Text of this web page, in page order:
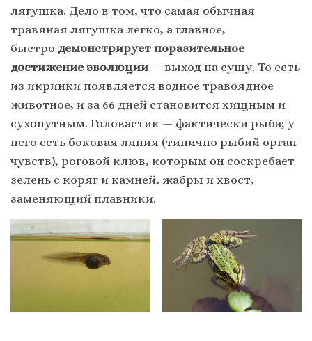
лягушка. Дело в том, что самая обычная
травяная лягушка легко, а главное,
быстро демонстрирует поразительное
достижение эволюции — выход на сушу. То есть
из икринки появляется водное травоядное
животное, и за 66 дней становится хищным и
сухопутным. Головастик — фактически рыба; у
него есть боковая линия (типично рыбий орган
чувств), роговой клюв, которым он соскребает
зелень с коряг и камней, жабры и хвост,
заменяющий плавники.